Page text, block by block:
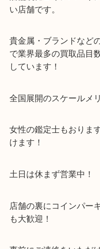
象なのでお気軽にお
※「お買取の事なら
は土日祝日休まず営
貴金属・ブランドな
しています！
あらかじめご了承く